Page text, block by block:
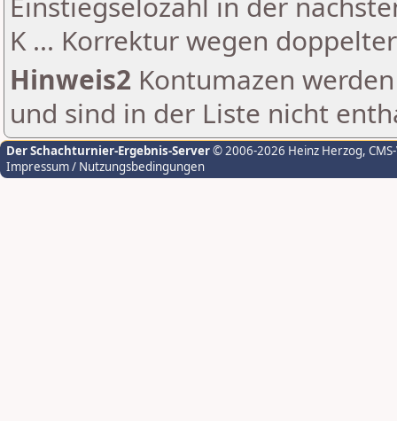
K ... Korrektur wegen
Hinweis2 Kontumazen
und sind in der Liste nicht
Der Schachturnier-Ergebnis-Server© 2006-2026 Heinz Herzog,
Impressum / Nutzungsbedingungen